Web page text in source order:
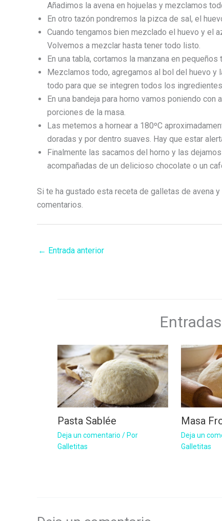
Añadimos la avena en hojuelas y mezclamos
En otro tazón pondremos la pizca de sal, el
Cuando tengamos bien mezclado el huevo y el
Volvemos a mezclar hasta tener todo listo.
En una tabla, cortamos la manzana en
Mezclamos todo, agregamos al bol del huevo y
todo para que se integren todos los
En una bandeja para horno vamos poniendo
porciones de la masa.
Las metemos a hornear a 180ºC
doradas y por dentro suaves. Hay que estar
Finalmente las sacamos del horno y las
acompañadas de un delicioso chocolate o un
Si te ha gustado esta receta de galletas de avena
comentarios.
← Entrada anterior
Pasta Sablée
Deja un comentario / Por
Galletitas
Masa
Deja un
Galletitas